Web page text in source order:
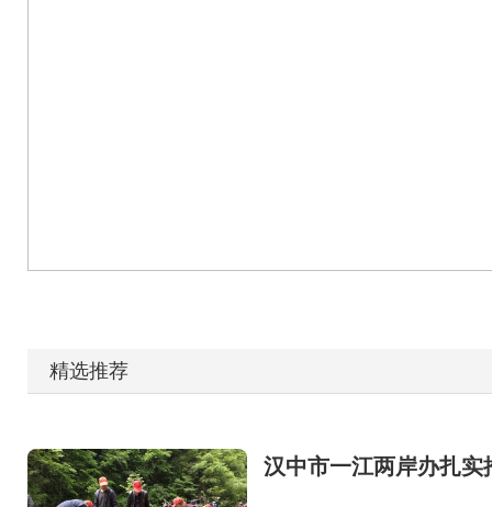
精选推荐
汉中市一江两岸办扎